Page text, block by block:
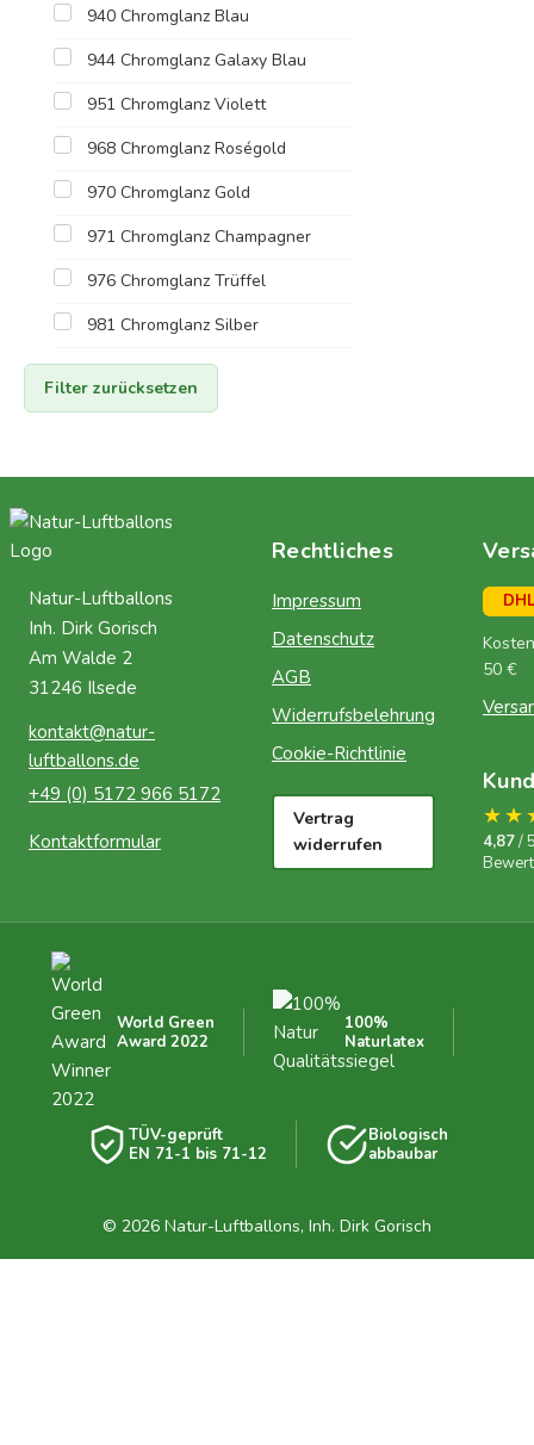
940 Chromglanz Blau
944 Chromglanz Galaxy Blau
951 Chromglanz Violett
968 Chromglanz Roségold
970 Chromglanz Gold
971 Chromglanz Champagner
976 Chromglanz Trüffel
981 Chromglanz Silber
Filter zurücksetzen
Natur-Luftballons
Inh. Dirk Gorisch
Am Walde 2
31246 Ilsede
kontakt@natur-
luftballons.de
+49 (0) 5172 966 5172
Kontaktformular
Rechtliches
Impressum
Datenschutz
AGB
Widerrufsbelehrung
Cookie-Richtlinie
Vertrag
widerrufen
DHL
50 €
4,87/
World Green
Award 2022
100%
Naturlatex
TÜV-geprüft
EN 71-1 bis 71-12
Biologisch
abbaubar
© 2026 Natur-Luftballons, Inh. Dirk Gorisch